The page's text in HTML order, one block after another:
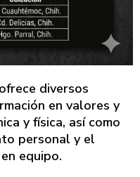
diversos
en valores y
y física, así como
personal y el
equipo.